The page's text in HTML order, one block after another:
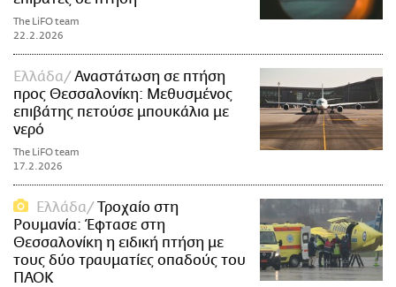
The LiFO team
22.2.2026
Ελλάδα
Αναστάτωση σε πτήση
προς Θεσσαλονίκη: Μεθυσμένος
επιβάτης πετούσε μπουκάλια με
νερό
The LiFO team
17.2.2026
Ελλάδα
Τροχαίο στη
Ρουμανία: Έφτασε στη
Θεσσαλονίκη η ειδική πτήση με
τους δύο τραυματίες οπαδούς του
ΠΑΟΚ